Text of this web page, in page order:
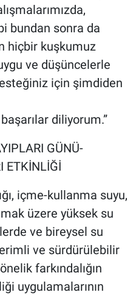
bundan sonra da
hiçbir kuşkumuz
ve düşüncelerle
için şimdiden
diliyorum.”
GÜNÜ-
ETKİNLİĞİ
içme-kullanma suyu,
üzere yüksek su
ve bireysel su
ve sürdürülebilir
farkındalığın
uygulamalarının